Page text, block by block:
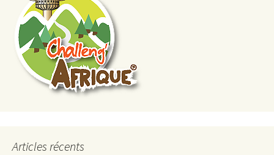
Articles récents